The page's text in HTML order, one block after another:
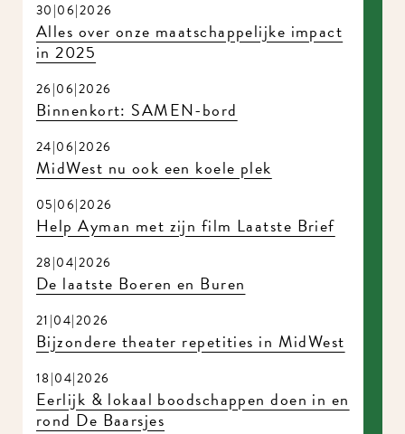
30|06|2026
Alles over onze maatschappelijke impact
in 2025
26|06|2026
Binnenkort: SAMEN-bord
24|06|2026
MidWest nu ook een koele plek
05|06|2026
Help Ayman met zijn film Laatste Brief
28|04|2026
De laatste Boeren en Buren
21|04|2026
Bijzondere theater repetities in MidWest
18|04|2026
Eerlijk & lokaal boodschappen doen in en
rond De Baarsjes